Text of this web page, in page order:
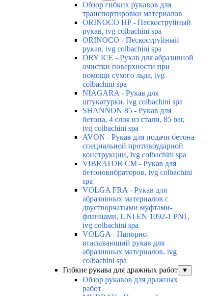
Обзор гибких рукавов для
транспортировки материалов
ORINOCO HP - Пескоструйный
рукав, ivg colbachini spa
ORINOCO - Пескоструйный
рукав, ivg colbachini spa
DRY ICE - Рукав для абразивной
очистки поверхности при
помощи сухого льда, ivg
colbachini spa
NIAGARA - Рукав для
штукатурки, ivg colbachini spa
SHANNON 85 - Рукав для
бетона, 4 слоя из стали, 85 bar,
ivg colbachini spa
AVON - Рукав для подачи бетона
специальной противоударной
конструкции, ivg colbachini spa
VIBRATOR CM - Рукав для
бетоновибраторов, ivg colbachini
spa
VOLGA FRA - Рукав для
абразивных материалов с
двустворчатыми муфтами-
фланцами, UNI EN 1092-1 PN1,
ivg colbachini spa
VOLGA - Напорно-
всасывающий рукав для
абразивных материалов, ivg
colbachini spa
Гибкие рукава для дражных работ
▼
Обзор рукавов для дражных
работ